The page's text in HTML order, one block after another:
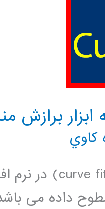
برازش
كاوي
داده می